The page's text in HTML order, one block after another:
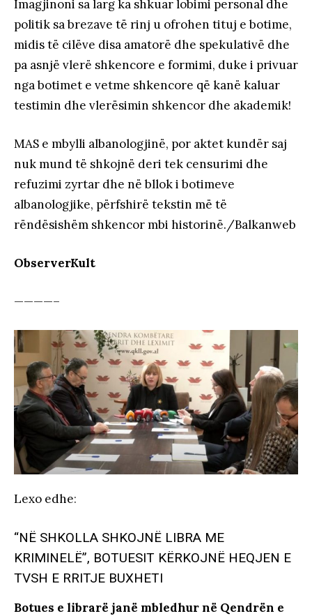
Imagjinoni sa larg ka shkuar lobimi personal dhe
politik sa brezave të rinj u ofrohen tituj e botime,
midis të cilëve disa amatorë dhe spekulativë dhe
pa asnjë vlerë shkencore e formimi, duke i privuar
nga botimet e vetme shkencore që kanë kaluar
testimin dhe vlerësimin shkencor dhe akademik!
MAS e mbylli albanologjinë, por aktet kundër saj
nuk mund të shkojnë deri tek censurimi dhe
refuzimi zyrtar dhe në bllok i botimeve
albanologjike, përfshirë tekstin më të
rëndësishëm shkencor mbi historinë./Balkanweb
ObserverKult
————–
Lexo edhe:
“NË SHKOLLA SHKOJNË LIBRA ME
KRIMINELË”, BOTUESIT KËRKOJNË HEQJEN E
TVSH E RRITJE BUXHETI
Botues e librarë janë mbledhur në Qendrën e